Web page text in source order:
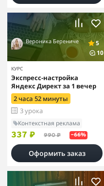
Вероника Берениче
5
10
КУРС
Экспресс-настройка
Яндекс Директ за 1 вечер
2 часа 52 минуты
3 урока
Контекстная реклама
337 ₽ 990 ₽ –66%
Оформить заказ